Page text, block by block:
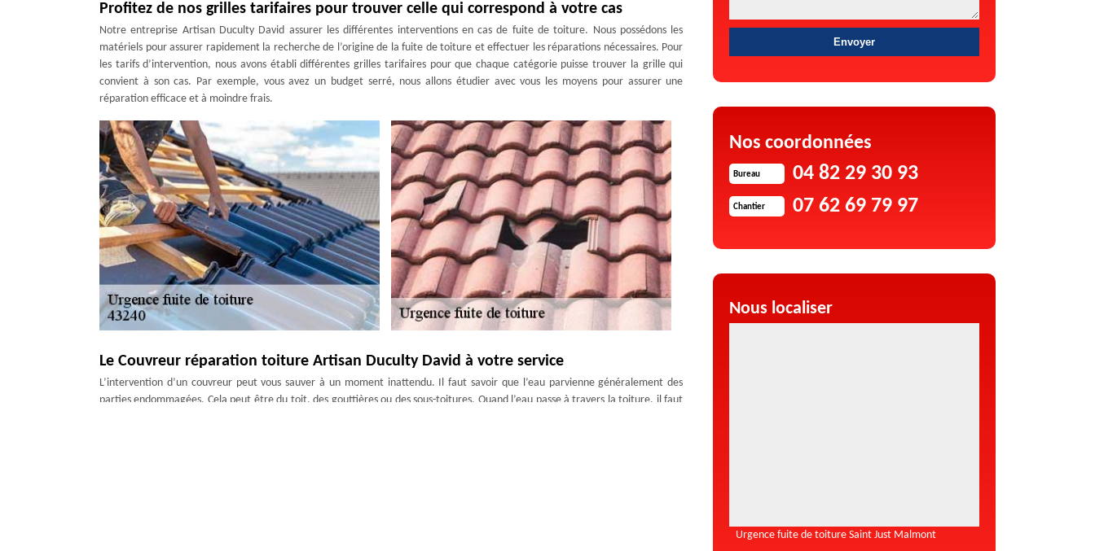
Profitez de nos grilles tarifaires pour trouver celle qui correspond à votre cas
Notre entreprise Artisan Duculty David assurer les différentes interventions en cas de fuite de toiture. Nous possédons les
matériels pour assurer rapidement la recherche de l’origine de la fuite de toiture et effectuer les réparations nécessaires. Pour
les tarifs d’intervention, nous avons établi différentes grilles tarifaires pour que chaque catégorie puisse trouver la grille qui
convient à son cas. Par exemple, vous avez un budget serré, nous allons étudier avec vous les moyens pour assurer une
réparation efficace et à moindre frais.
Le Couvreur réparation toiture Artisan Duculty David à votre service
L’intervention d’un couvreur peut vous sauver à un moment inattendu. Il faut savoir que l’eau parvienne généralement des
parties endommagées. Cela peut être du toit, des gouttières ou des sous-toitures. Quand l’eau passe à travers la toiture, il faut
Nos coordonnées
Bureau 04 82 29 30 93
Chantier 07 62 69 79 97
Nous localiser
Urgence fuite de toiture Saint Just Malmont